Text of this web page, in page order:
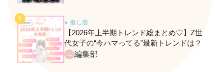
● 推し活
【2026年上半期トレンド総まとめ♡】Z世
代女子の“今ハマってる”最新トレンドは？
ネクストバズ予報もチェック♪
編集部